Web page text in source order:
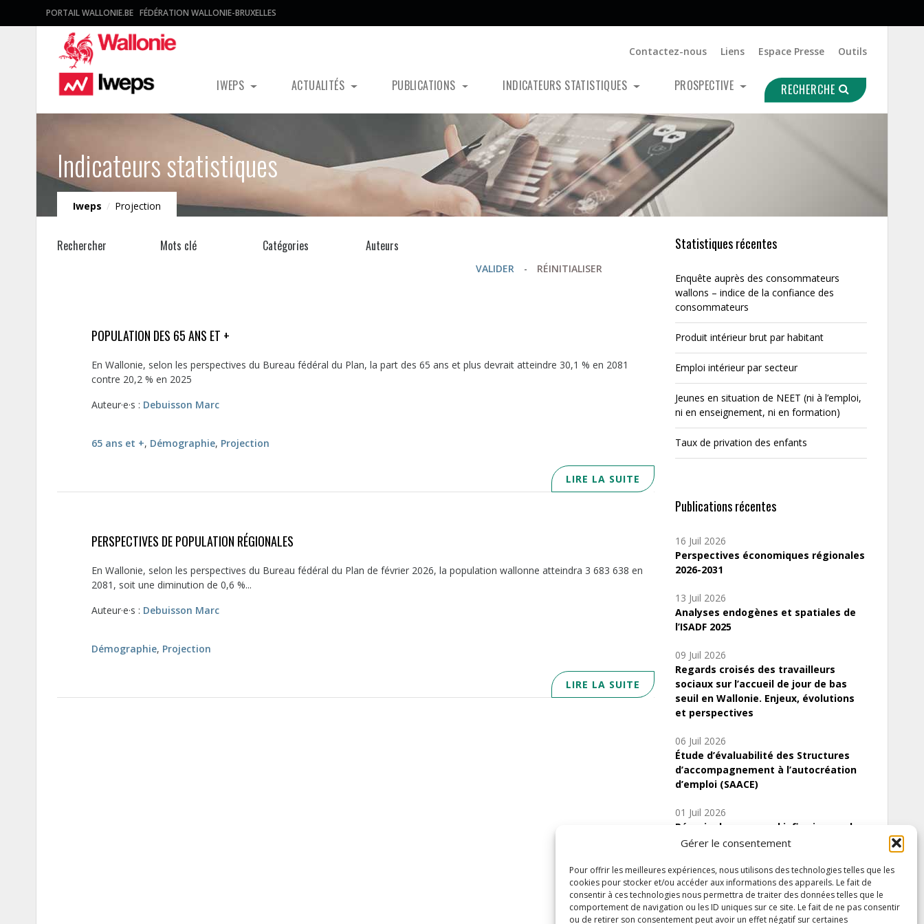
Gérer le consentement
Pour offrir les meilleures expériences, nous utilisons des technologies telles que les
cookies pour stocker et/ou accéder aux informations des appareils. Le fait de
consentir à ces technologies nous permettra de traiter des données telles que le
comportement de navigation ou les ID uniques sur ce site. Le fait de ne pas consentir
ou de retirer son consentement peut avoir un effet négatif sur certaines
PORTAIL WALLONIE.BE FÉDÉRATION WALLONIE-BRUXELLES
Contactez-nous Liens Espace Presse Outils
IWEPS ACTUALITÉS PUBLICATIONS INDICATEURS STATISTIQUES PROSPECTIVE RECHERCHE
Indicateurs statistiques
Iweps / Projection
Rechercher Mots clé Catégories Auteurs
VALIDER - RÉINITIALISER
POPULATION DES 65 ANS ET +
En Wallonie, selon les perspectives du Bureau fédéral du Plan, la part des 65 ans et plus devrait atteindre 30,1 % en 2081
contre 20,2 % en 2025
Auteur·e·s : Debuisson Marc
65 ans et +, Démographie, Projection
LIRE LA SUITE
PERSPECTIVES DE POPULATION RÉGIONALES
En Wallonie, selon les perspectives du Bureau fédéral du Plan de février 2026, la population wallonne atteindra 3 683 638 en
2081, soit une diminution de 0,6 %...
Auteur·e·s : Debuisson Marc
Démographie, Projection
LIRE LA SUITE
Statistiques récentes
Enquête auprès des consommateurs
wallons – indice de la confiance des
consommateurs
Produit intérieur brut par habitant
Emploi intérieur par secteur
Jeunes en situation de NEET (ni à l’emploi,
ni en enseignement, ni en formation)
Taux de privation des enfants
Publications récentes
16 Juil 2026
Perspectives économiques régionales
2026-2031
13 Juil 2026
Analyses endogènes et spatiales de
l’ISADF 2025
09 Juil 2026
Regards croisés des travailleurs
sociaux sur l’accueil de jour de bas
seuil en Wallonie. Enjeux, évolutions
et perspectives
06 Juil 2026
Étude d’évaluabilité des Structures
d’accompagnement à l’autocréation
d’emploi (SAACE)
01 Juil 2026
Pénurie du personnel infirmier :quels
indicateurs d’offre de soins pour
Inscrivez-vous à notre newsletter